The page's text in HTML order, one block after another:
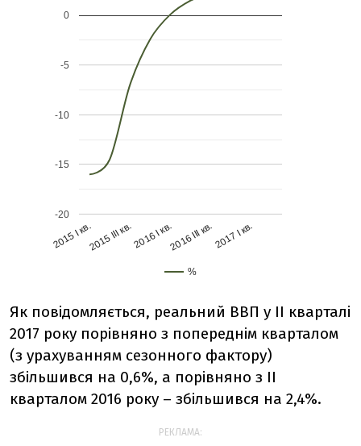
Як повідомляється, реальний ВВП у II кварталі
2017 року порівняно з попереднім кварталом
(з урахуванням сезонного фактору)
збільшився на 0,6%, а порівняно з II
кварталом 2016 року – збільшився на 2,4%.
РЕКЛАМА: